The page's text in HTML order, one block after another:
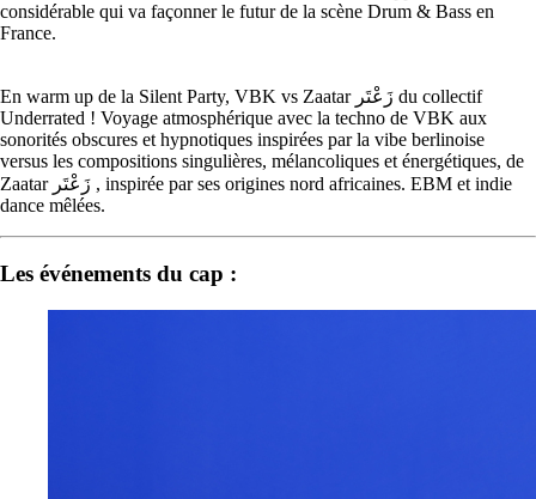
considérable qui va façonner le futur de la scène Drum & Bass en
France.
En warm up de la Silent Party, VBK vs Zaatar زَعْتَر du collectif
Underrated ! Voyage atmosphérique avec la techno de VBK aux
sonorités obscures et hypnotiques inspirées par la vibe berlinoise
versus les compositions singulières, mélancoliques et énergétiques, de
Zaatar زَعْتَر , inspirée par ses origines nord africaines. EBM et indie
dance mêlées.
Les événements du cap :